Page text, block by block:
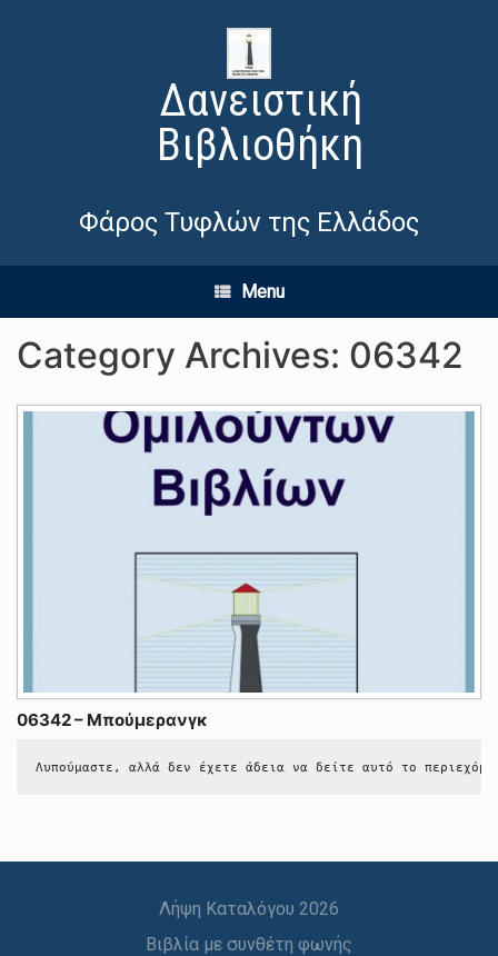
Δανειστική
Βιβλιοθήκη
Φάρος Τυφλών της Ελλάδος
Menu
Category Archives: 06342
06342 – Μπούμερανγκ
Λυπούμαστε, αλλά δεν έχετε άδεια να δείτε αυτό το
Λήψη Καταλόγου 2026
Βιβλία με συνθέτη φωνής